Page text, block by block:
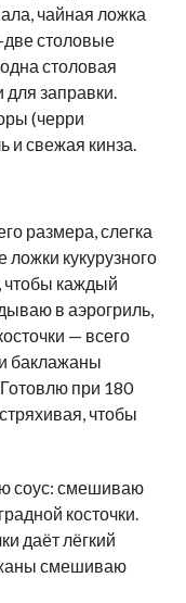
чайная ложка
две столовые
столовая
для заправки.
(черри
и свежая кинза.
размера, слегка
кукурузного
каждый
в аэрогриль,
— всего
баклажаны
при 180
чтобы
соус: смешиваю
косточки.
даёт лёгкий
смешиваю